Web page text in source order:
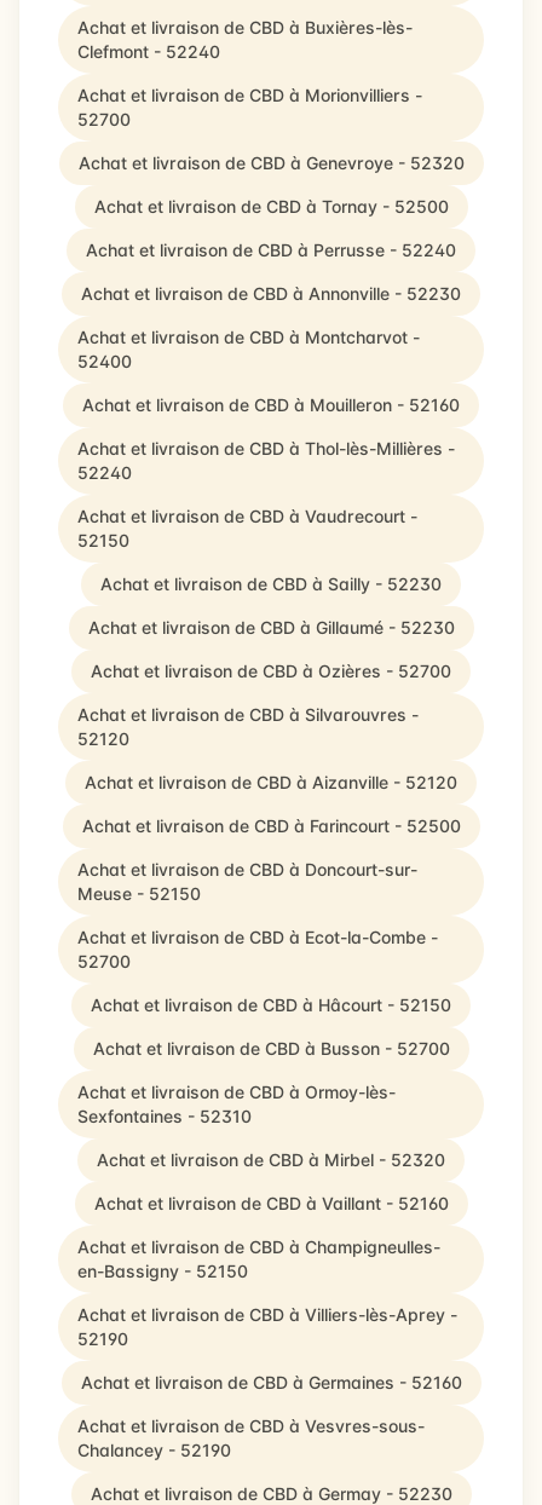
Achat et livraison de CBD à Buxières-lès-
Clefmont - 52240
Achat et livraison de CBD à Morionvilliers -
52700
Achat et livraison de CBD à Genevroye - 52320
Achat et livraison de CBD à Tornay - 52500
Achat et livraison de CBD à Perrusse - 52240
Achat et livraison de CBD à Annonville - 52230
Achat et livraison de CBD à Montcharvot -
52400
Achat et livraison de CBD à Mouilleron - 52160
Achat et livraison de CBD à Thol-lès-Millières -
52240
Achat et livraison de CBD à Vaudrecourt -
52150
Achat et livraison de CBD à Sailly - 52230
Achat et livraison de CBD à Gillaumé - 52230
Achat et livraison de CBD à Ozières - 52700
Achat et livraison de CBD à Silvarouvres -
52120
Achat et livraison de CBD à Aizanville - 52120
Achat et livraison de CBD à Farincourt - 52500
Achat et livraison de CBD à Doncourt-sur-
Meuse - 52150
Achat et livraison de CBD à Ecot-la-Combe -
52700
Achat et livraison de CBD à Hâcourt - 52150
Achat et livraison de CBD à Busson - 52700
Achat et livraison de CBD à Ormoy-lès-
Sexfontaines - 52310
Achat et livraison de CBD à Mirbel - 52320
Achat et livraison de CBD à Vaillant - 52160
Achat et livraison de CBD à Champigneulles-
en-Bassigny - 52150
Achat et livraison de CBD à Villiers-lès-Aprey -
52190
Achat et livraison de CBD à Germaines - 52160
Achat et livraison de CBD à Vesvres-sous-
Chalancey - 52190
Achat et livraison de CBD à Germay - 52230